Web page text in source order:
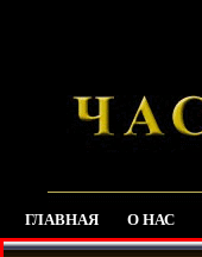
ГЛАВНАЯ О НАС